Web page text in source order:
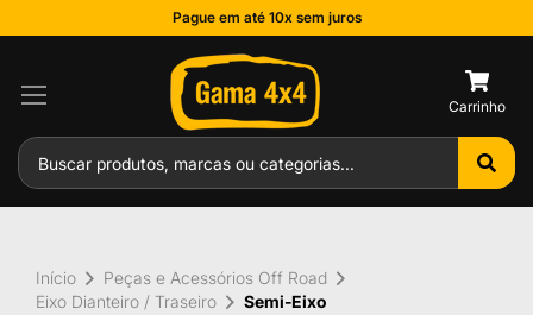
Pague em até 10x sem juros
Início
Peças e Acessórios Off Road
Eixo Dianteiro / Traseiro
Semi-Eixo